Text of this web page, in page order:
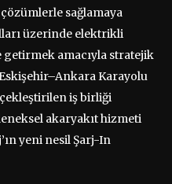
sağlamaya
üzerinde elektrikli
amacıyla stratejik
Karayolu
iş birliği
akaryakıt hizmeti
yeni nesil Şarj-In